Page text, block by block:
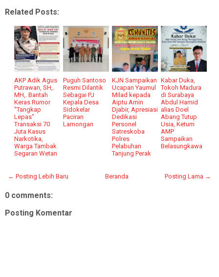
Related Posts:
AKP Adik Agus
Putrawan, SH,.
MH,. Bantah
Keras Rumor
"Tangkap
Lepas"
Transaksi 70
Juta Kasus
Narkotika,
Warga Tambak
Segaran Wetan
Puguh Santoso
Resmi Dilantik
Sebagai PJ
Kepala Desa
Sidokelar
Paciran
Lamongan
KJN Sampaikan
Ucapan Yaumul
Milad kepada
Aiptu Amin
Djabir, Apresiasi
Dedikasi
Personel
Satreskoba
Polres
Pelabuhan
Tanjung Perak
Kabar Duka,
Tokoh Madura
di Surabaya
Abdul Hamid
alias Doel
Abang Tutup
Usia, Ketum
AMP
Sampaikan
Belasungkawa
← Posting Lebih Baru Posting Lama →
Beranda
0 comments:
Posting Komentar